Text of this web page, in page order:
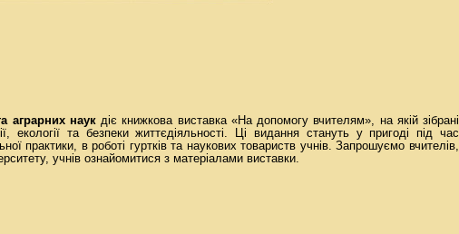
аграрних наук діє книжкова виставка «На допомогу вчителям», на якій зібрані
екології та безпеки життєдіяльності. Ці видання стануть у пригоді під час
практики, в роботі гуртків та наукових товариств учнів. Запрошуємо вчителів,
учнів ознайомитися з матеріалами виставки.